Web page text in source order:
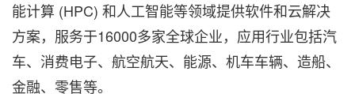
能计算 (HPC) 和人工智能等领域提供软件和云解决
方案，服务于16000多家全球企业，应用行业包括汽
车、消费电子、航空航天、能源、机车车辆、造船、
金融、零售等。